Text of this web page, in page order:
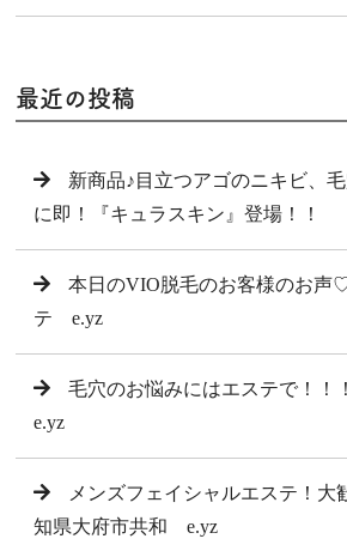
最近の投稿
新商品♪目立つアゴのニキビ、
に即！『キュラスキン』登場！！
本日のVIO脱毛のお客様のお
テ e.yz
毛穴のお悩みにはエステで！
e.yz
メンズフェイシャルエステ！
知県大府市共和 e.yz